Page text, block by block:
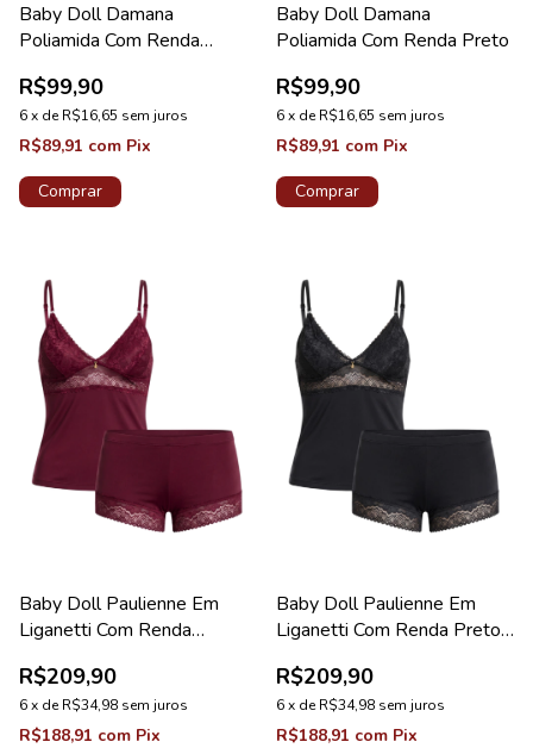
Baby Doll Damana
Poliamida Com Renda
R$99,90
6x deR$16,65 sem juros
R$89,91 com Pix
Comprar
Baby Doll Damana
Poliamida Com Renda Preto
R$99,90
6x deR$16,65 sem juros
R$89,91 com Pix
Comprar
Baby Doll Paulienne Em
Liganetti Com Renda
R$209,90
6x deR$34,98 sem juros
R$188,91 com Pix
Baby Doll Paulienne Em
Liganetti Com Renda Preto
R$209,90
6x deR$34,98 sem juros
R$188,91 com Pix